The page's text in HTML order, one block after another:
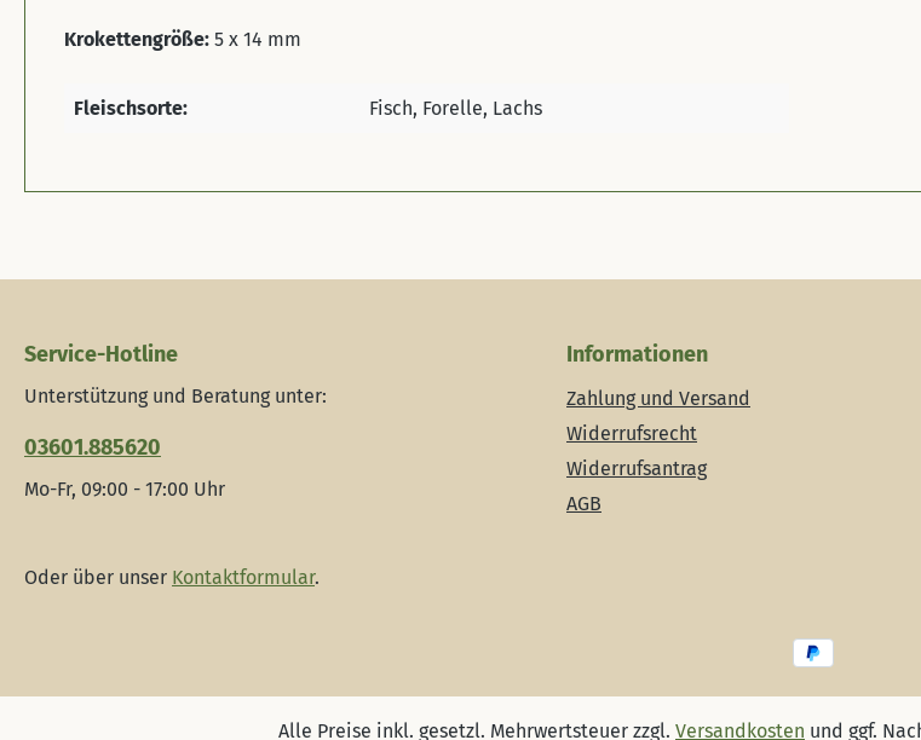
Krokettengröße: 5 x 14 mm
Fleischsorte: Fisch, Forelle, Lachs
Service-Hotline
Unterstützung und Beratung unter:
03601.885620
Mo-Fr, 09:00 - 17:00 Uhr
Oder über unser Kontaktformular.
Informationen
Zahlung und Versand
Widerrufsrecht
Widerrufsantrag
AGB
Alle Preise inkl. gesetzl. Mehrwertsteuer zzgl. Versandkosten und ggf.